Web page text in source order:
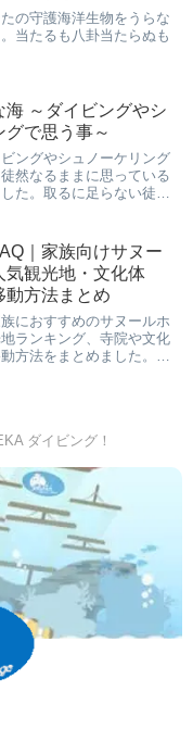
の守護海洋生物をうらな
当たるも八卦当たらぬも
海 ～ダイビングやシ
グで思う事～
ングやシュノーケリング
然なるままに思っている
た。取るに足らない徒然
｜家族向けサヌー
気観光地・文化体
動方法まとめ
におすすめのサヌールホ
ランキング、寺院や文化
方法をまとめました。渋
ダイビング！